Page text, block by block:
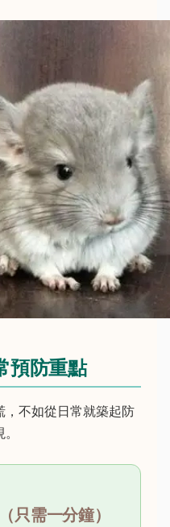
預防重點
，不如從日常就築起防
只需一分鐘）